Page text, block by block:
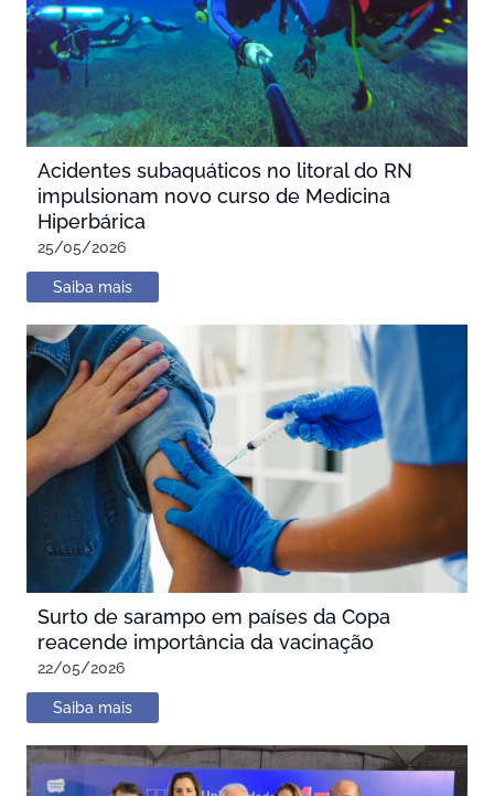
Acidentes subaquáticos no litoral do RN
impulsionam novo curso de Medicina
Hiperbárica
25/05/2026
Saiba mais
Surto de sarampo em países da Copa
reacende importância da vacinação
22/05/2026
Saiba mais